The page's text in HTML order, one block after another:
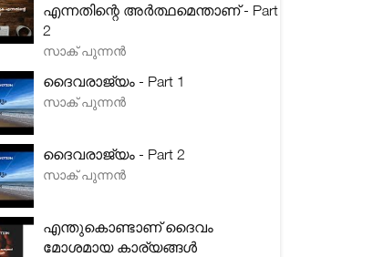
എന്നതിന്റെ അർത്ഥമെന്താണ് - Part
2
സാക് പുന്നൻ
ദൈവരാജ്യം - Part 1
സാക് പുന്നൻ
ദൈവരാജ്യം - Part 2
സാക് പുന്നൻ
എന്തുകൊണ്ടാണ് ദൈവം
മോശമായ കാര്യങ്ങൾ